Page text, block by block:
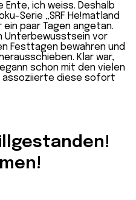
Ente, ich weiss. Deshalb
Serie „SRF He!matland
paar Tagen angetan.
Unterbewusstsein vor
Festtagen bewahren und
Klar war,
schon mit den vielen
assoziierte diese sofort